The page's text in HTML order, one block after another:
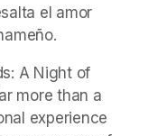
el amor
A Night of
more than a
experience